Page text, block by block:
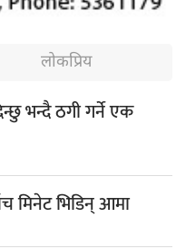
लोकप्रिय
भन्दै ठगी गर्ने एक
मिनेट भिडिन् आमा